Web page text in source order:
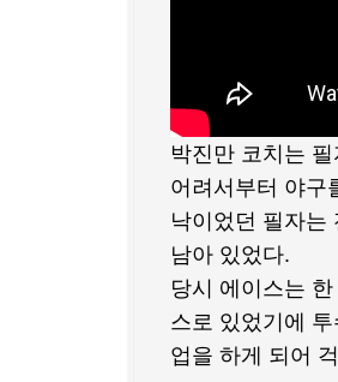
박진만 코치는
어려서부터 야구
낙이었던 필자는
남아 있었다.
당시 에이스는
스로 있었기에
업을 하게 되어